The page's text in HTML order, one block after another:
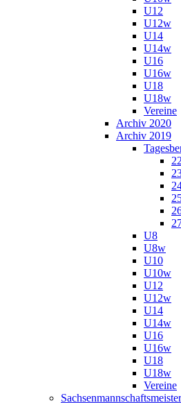
U12
U12w
U14
U14w
U16
U16w
U18
U18w
Vereine
Archiv 2020
Archiv 2019
U8
U8w
U10
U10w
U12
U12w
U14
U14w
U16
U16w
U18
U18w
Vereine